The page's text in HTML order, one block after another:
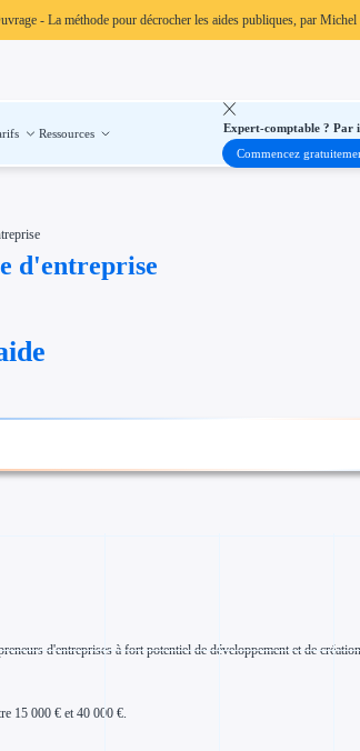
- La méthode pour décrocher les aides publiques, par
Ressources
Expert-comptable ? Par
Commencez
d'entreprise
d'entreprises à fort potentiel de développement et de
15 000 € et 40 000 €.